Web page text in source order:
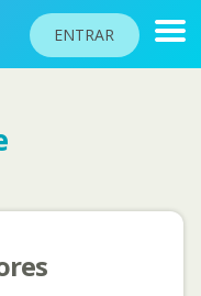
ENTRAR